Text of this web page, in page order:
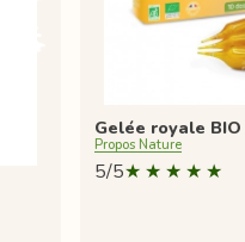
Gelée royale BIO
Propos Nature
5/5